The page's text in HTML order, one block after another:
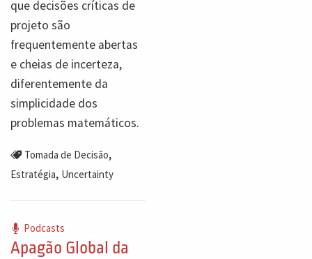
que decisões críticas de
projeto são
frequentemente abertas
e cheias de incerteza,
diferentemente da
simplicidade dos
problemas matemáticos.
Tomada de Decisão,
Estratégia, Uncertainty
Podcasts
Apagão Global da